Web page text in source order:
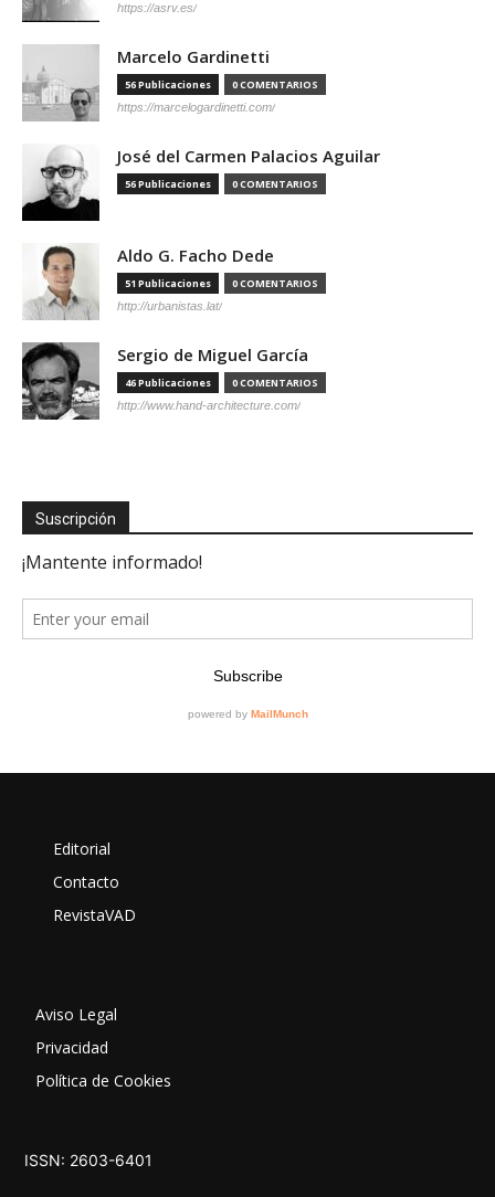
https://asrv.es/
Marcelo Gardinetti
56 Publicaciones 0 COMENTARIOS
https://marcelogardinetti.com/
José del Carmen Palacios Aguilar
56 Publicaciones 0 COMENTARIOS
Aldo G. Facho Dede
51 Publicaciones 0 COMENTARIOS
http://urbanistas.lat/
Sergio de Miguel García
46 Publicaciones 0 COMENTARIOS
http://www.hand-architecture.com/
Suscripción
Editorial
Contacto
RevistaVAD
Aviso Legal
Privacidad
Política de Cookies
ISSN: 2603-6401